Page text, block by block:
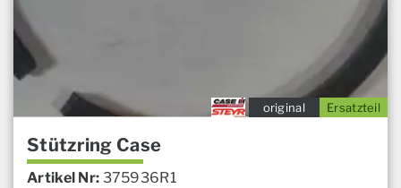
Ersatzteil
original
Stützring Case
Artikel Nr: 375936R1